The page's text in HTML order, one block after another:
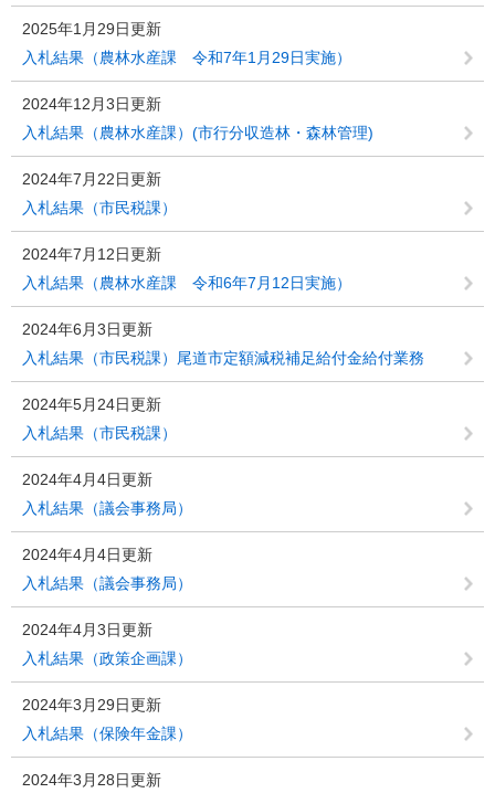
2025年1月29日更新
入札結果（農林水産課 令和7年1月29日実施）
2024年12月3日更新
入札結果（農林水産課）(市行分収造林・森林管理)
2024年7月22日更新
入札結果（市民税課）
2024年7月12日更新
入札結果（農林水産課 令和6年7月12日実施）
2024年6月3日更新
入札結果（市民税課）尾道市定額減税補足給付金給付業務
2024年5月24日更新
入札結果（市民税課）
2024年4月4日更新
入札結果（議会事務局）
2024年4月4日更新
入札結果（議会事務局）
2024年4月3日更新
入札結果（政策企画課）
2024年3月29日更新
入札結果（保険年金課）
2024年3月28日更新